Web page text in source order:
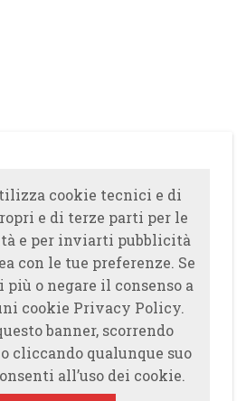
cookie tecnici e di
e di terze parti per le
e per inviarti pubblicità
con le tue preferenze. Se
più o negare il consenso a
cookie Privacy Policy.
banner, scorrendo
cliccando qualunque suo
all’uso dei cookie.